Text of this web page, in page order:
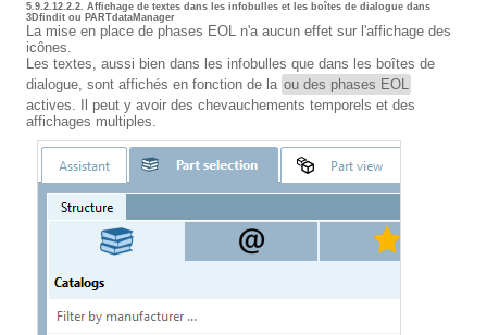
5.9.2.12.2.2. Affichage de textes dans les infobulles et les boîtes de dialogue dans
3Dfindit ou PARTdataManager
La mise en place de phases EOL n'a aucun effet sur l'affichage des
icônes.
Les textes, aussi bien dans les infobulles que dans les boîtes de
dialogue, sont affichés en fonction de la ou des phases EOL
actives. Il peut y avoir des chevauchements temporels et des
affichages multiples.